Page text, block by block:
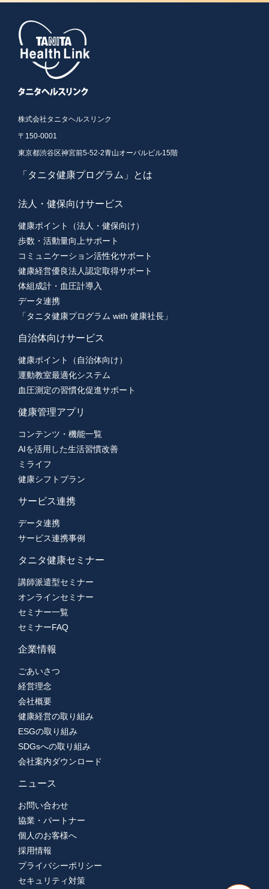
株式会社タニタヘルスリンク
〒150-0001
東京都渋谷区神宮前5-52-2青山オーバルビル15階
「タニタ健康プログラム」とは
法人・健保向けサービス
健康ポイント（法人・健保向け）
歩数・活動量向上サポート
コミュニケーション活性化サポート
健康経営優良法人認定取得サポート
体組成計・血圧計導入
データ連携
「タニタ健康プログラム with 健康社長」
自治体向けサービス
健康ポイント（自治体向け）
運動教室最適化システム
血圧測定の習慣化促進サポート
健康管理アプリ
コンテンツ・機能一覧
AIを活用した生活習慣改善
ミライフ
健康シフトプラン
サービス連携
データ連携
サービス連携事例
タニタ健康セミナー
講師派遣型セミナー
オンラインセミナー
セミナー一覧
セミナーFAQ
企業情報
ごあいさつ
経営理念
会社概要
健康経営の取り組み
ESGの取り組み
SDGsへの取り組み
会社案内ダウンロード
ニュース
お問い合わせ
協業・パートナー
個人のお客様へ
採用情報
プライバシーポリシー
セキュリティ対策